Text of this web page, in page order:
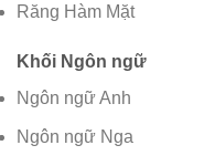
Răng Hàm Mặt
Khối Ngôn ngữ
Ngôn ngữ Anh
Ngôn ngữ Nga